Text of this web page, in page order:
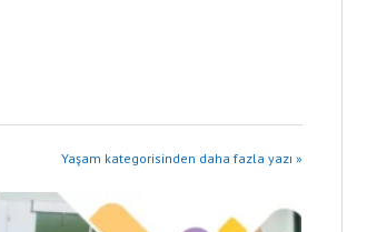
Yaşam kategorisinden daha fazla yazı »